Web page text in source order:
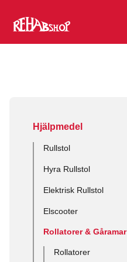
Hjälpmedel
Rullstol
Hyra Rullstol
Elektrisk Rullstol
Elscooter
Rollatorer & Gåramar
Rollatorer